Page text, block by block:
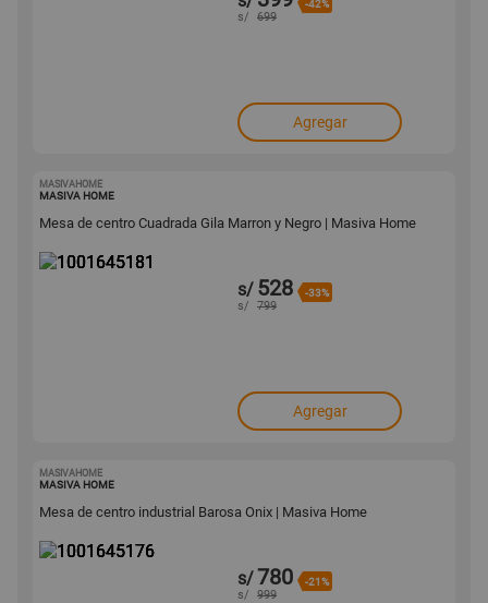
-42%
s/ 699
Agregar
MASIVAHOME
MASIVA HOME
Mesa de centro Cuadrada Gila Marron y Negro | Masiva Home
s/ 528 -33%
s/ 799
Agregar
MASIVAHOME
MASIVA HOME
Mesa de centro industrial Barosa Onix | Masiva Home
s/780 -21%
s/ 999